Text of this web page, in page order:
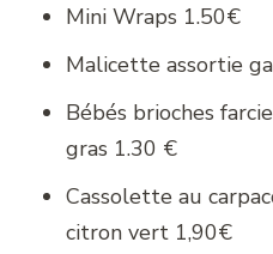
Mini Wraps 1.50€
Malicette assortie
Bébés brioches
gras 1.30 €
Cassolette au
citron vert 1,90€